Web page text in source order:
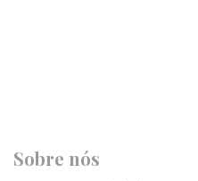
Sobre nós